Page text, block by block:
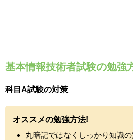
基本情報技術者試験の勉強
科目A試験の対策
オススメの勉強方法!
丸暗記ではなくしっかり知識